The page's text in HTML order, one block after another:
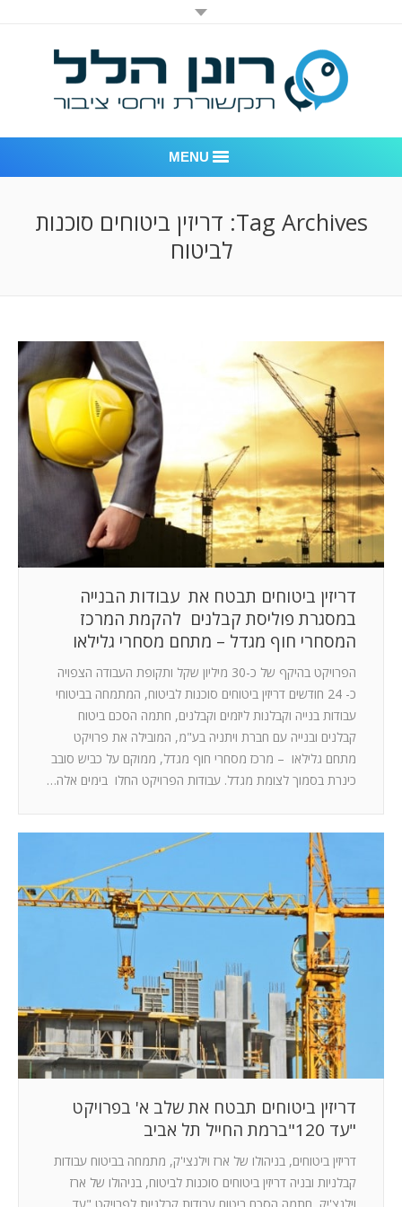
MENU
אודות החברה
חדר חדשות
המלצות
ניהול מוניטין
צור קשר
Tag Archives: דריזין ביטוחים סוכנות
לביטוח
דריזין ביטוחים תבטח את עבודות הבנייה
במסגרת פוליסת קבלנים להקמת המרכז
המסחרי חוף מגדל – מתחם מסחרי גלילאו
הפרויקט בהיקף של כ-30 מיליון שקל ותקופת העבודה הצפויה
כ- 24 חודשים דריזין ביטוחים סוכנות לביטוח, המתמחה בביטוחי
עבודות בנייה וקבלנות ליזמים וקבלנים, חתמה הסכם ביטוח
קבלנים ובנייה עם חברת ויתניה בע"מ, המובילה את פרויקט
מתחם גלילאו – מרכז מסחרי חוף מגדל, ממוקם על כביש סובב
כינרת בסמוך לצומת מגדל. עבודות הפרויקט החלו בימים אלה…
דריזין ביטוחים תבטח את שלב א' בפרויקט
"עד 120"ברמת החייל תל אביב
דריזין ביטוחים, בניהולו של ארז וילנצי'ק, מתמחה בביטוח עבודות
קבלניות ובניה דריזין ביטוחים סוכנות לביטוח, בניהולו של ארז
וילנצ'יק, חתמה הסכם ביטוח עבודות קבלניות לפרויקט "עד